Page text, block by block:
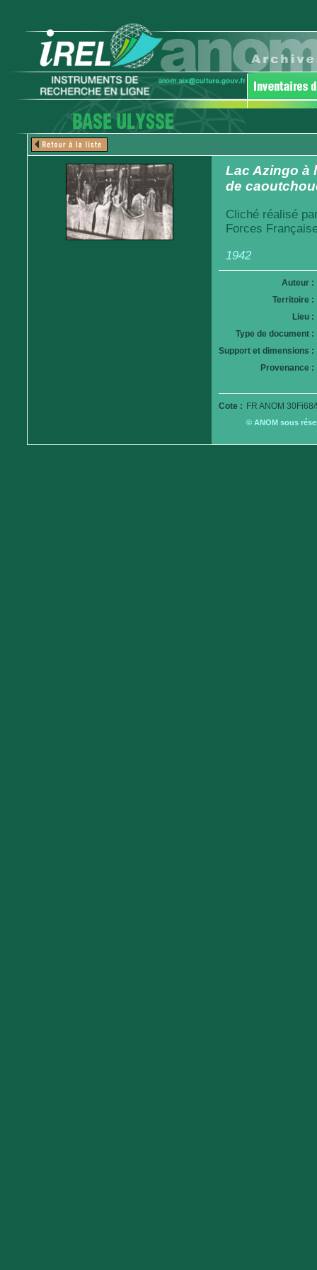
Lac Azingo à
de
Cliché réalisé
Forces
1942
Auteur :
Territoire :
Lieu :
Type de document :
Support et dimensions :
Provenance :
Cote : FR ANOM
© ANOM sous